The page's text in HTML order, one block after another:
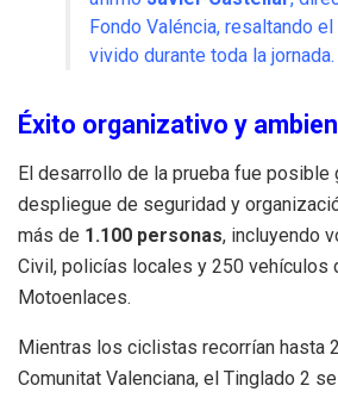
Fondo Valéncia, resaltando
vivido durante toda la jornada.
Éxito organizativo y
El desarrollo de la prueba fue posible
despliegue de seguridad y
más de 1.100 personas, incluyendo
Civil, policías locales y 250 vehículos
Motoenlaces.
Mientras los ciclistas recorrían hasta
Comunitat Valenciana, el Tinglado 2